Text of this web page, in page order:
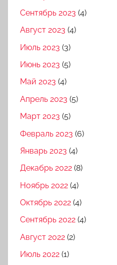
Сентябрь 2023 (4)
Август 2023 (4)
Июль 2023 (3)
Июнь 2023 (5)
Май 2023 (4)
Апрель 2023 (5)
Март 2023 (5)
Февраль 2023 (6)
Январь 2023 (4)
Декабрь 2022 (8)
Ноябрь 2022 (4)
Октябрь 2022 (4)
Сентябрь 2022 (4)
Август 2022 (2)
Июль 2022 (1)